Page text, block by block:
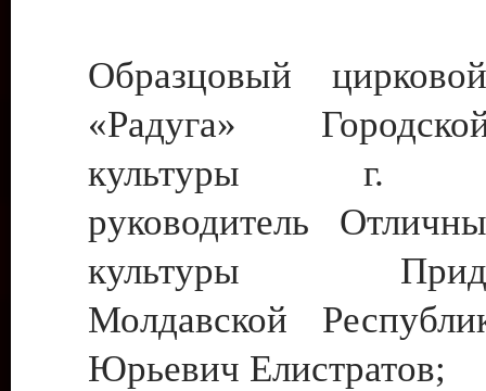
Образцовый
«Радуга»
культуры г.
руководитель
культуры
Молдавской
Юрьевич Елистратов;